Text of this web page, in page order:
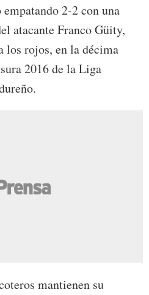
2-2 con una
atacante Franco Güity,
los rojos, en la décima
2016 de la Liga
mantienen su